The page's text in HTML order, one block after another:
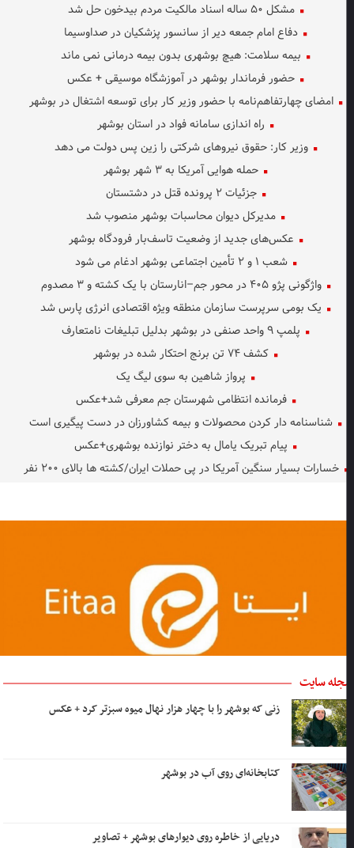
مشکل ۵۰ ساله اسناد مالکیت مردم بیدخون حل شد
دفاع امام جمعه دیر از سانسور پزشکیان در صداوسیما
بیمه سلامت: هیچ بوشهری بدون بیمه درمانی نمی ماند
حضور فرماندار بوشهر در آموزشگاه موسیقی + عکس
امضای چهارتفاهم‌نامه با حضور وزیر کار برای توسعه اشتغال در بوشهر
راه اندازی سامانه فواد در استان بوشهر
وزیر کار: حقوق نیروهای شرکتی را زین پس دولت می دهد
حمله هوایی آمریکا به ۳ شهر بوشهر
جزئیات ۲ پرونده قتل در دشتستان
مدیرکل دیوان محاسبات بوشهر منصوب شد
عکس‌های جدید از وضعیت تاسف‌بار فرودگاه بوشهر
شعب ۱ و ۲ تأمین اجتماعی بوشهر ادغام می شود
واژگونی پژو ۴۰۵ در محور جم–انارستان با یک کشته و ۳ مصدوم
یک بومی سرپرست سازمان منطقه ویژه اقتصادی انرژی پارس شد
پلمپ ۹ واحد صنفی در بوشهر بدلیل تبلیغات نامتعارف
کشف ۷۴ تن برنج احتکار شده در بوشهر
پرواز شاهین به سوی لیگ یک
فرمانده انتظامی شهرستان جم معرفی شد+عکس
شناسنامه دار کردن محصولات و بیمه کشاورزان در دست پیگیری است
پیام تبریک یامال به دختر نوازنده بوشهری+عکس
خسارات بسیار سنگین آمریکا در پی حملات ایران/کشته ها بالای ۲۰۰ نفر
سایت
زنی که بوشهر را با چهار هزار نهال میوه سبزتر کرد + عکس
کتابخانه‌ای روی آب در بوشهر
دریایی از خاطره روی دیوارهای بوشهر + تصاویر